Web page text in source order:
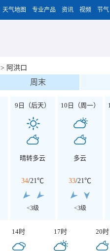
天气地图 专业产品 资讯 视频 节气
> 阿洪口
周末
9日（后天）
晴转多云
34/21℃
<3级
10日（周一）
多云
33/21℃
<3级
14时 17时 20时